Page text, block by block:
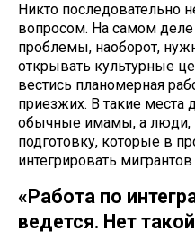
Никто последовательно
вопросом. На самом
проблемы, наоборот,
открывать культурные
вестись планомерная
приезжих. В такие места
обычные имамы, а
подготовку, которые в
интегрировать
«Работа по
ведется. Нет